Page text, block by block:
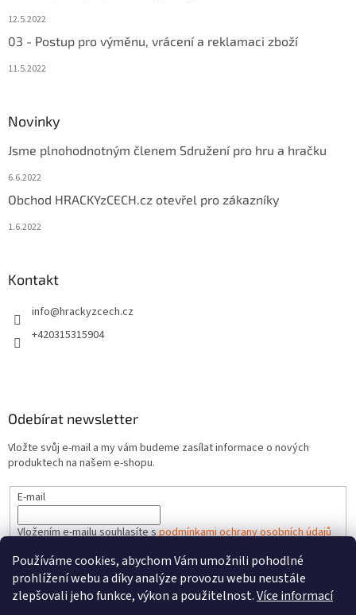
Používáme cookies, abychom Vám umožnili pohodlné
prohlížení webu a díky analýze provozu webu neustále
zlepšovali jeho funkce, výkon a použitelnost.Více informací
12.5.2022
03 - Postup pro výměnu, vrácení a reklamaci zboží
11.5.2022
Novinky
Jsme plnohodnotným členem Sdružení pro hru a hračku
6.6.2022
Obchod HRACKYzCECH.cz otevřel pro zákazníky
1.6.2022
Kontakt
info@hrackyzcech.cz
+420315315904
Odebírat newsletter
Vložte svůj e-mail a my vám budeme zasílat informace o nových
produktech na našem e-shopu.
E-mail
Vložením e-mailu souhlasíte spodmínkami ochrany osobních údajů
PŘIHLÁSIT SE